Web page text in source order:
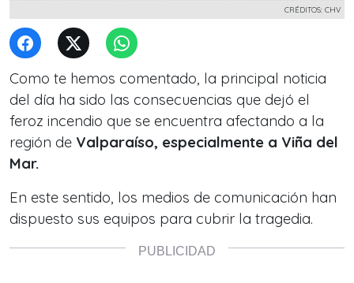
CRÉDITOS: CHV
Como te hemos comentado, la principal noticia
del día ha sido las consecuencias que dejó el
feroz incendio que se encuentra afectando a la
región de Valparaíso, especialmente a Viña del
Mar.
En este sentido, los medios de comunicación han
dispuesto sus equipos para cubrir la tragedia.